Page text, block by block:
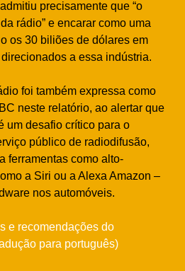
precisamente que “o
rádio” e encarar como uma
os 30 biliões de dólares em
a essa indústria.
foi também expressa como
neste relatório, ao alertar que
um desafio crítico para o
público de radiodifusão,
ferramentas como alto-
a Siri ou a Alexa Amazon –
nos automóveis.
e recomendações do
para português)